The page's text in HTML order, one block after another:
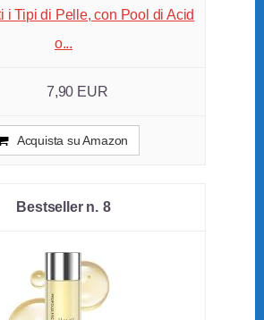
i Tipi di Pelle, con Pool di Acid
o...
7,90 EUR
Acquista su Amazon
8